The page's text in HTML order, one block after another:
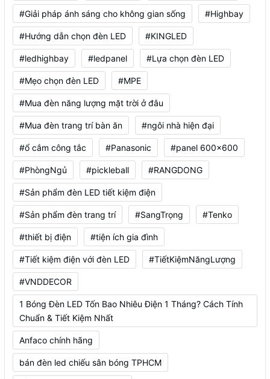
#Giải pháp ánh sáng cho không gian sống #Highbay
#Hướng dẫn chọn đèn LED #KINGLED
#ledhighbay #ledpanel #Lựa chọn đèn LED
#Mẹo chọn đèn LED #MPE
#Mua đèn năng lượng mặt trời ở đâu
#Mua đèn trang trí bàn ăn #ngôi nhà hiện đại
#ổ cắm công tắc #Panasonic #panel 600x600
#PhòngNgủ #pickleball #RANGDONG
#Sản phẩm đèn LED tiết kiệm điện
#Sản phẩm đèn trang trí #SangTrọng #Tenko
#thiết bị điện #tiện ích gia đình
#Tiết kiệm điện với đèn LED #TiếtKiệmNăngLượng
#VNDDECOR
1 Bóng Đèn LED Tốn Bao Nhiêu Điện 1 Tháng? Cách Tính
Chuẩn & Tiết Kiệm Nhất
Anfaco chính hãng
bán đèn led chiếu sân bóng TPHCM